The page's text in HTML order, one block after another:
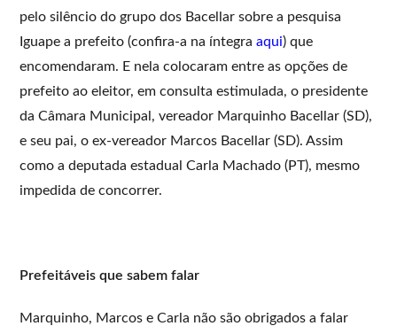
pelo silêncio do grupo dos Bacellar sobre a pesquisa
Iguape a prefeito (confira-a na íntegraaqui) que
encomendaram. E nela colocaram entre as opções de
prefeito ao eleitor, em consulta estimulada, o presidente
da Câmara Municipal, vereador Marquinho Bacellar (SD),
e seu pai, o ex-vereador Marcos Bacellar (SD). Assim
como a deputada estadual Carla Machado (PT), mesmo
impedida de concorrer.
Prefeitáveis que sabem falar
Marquinho, Marcos e Carla não são obrigados a falar